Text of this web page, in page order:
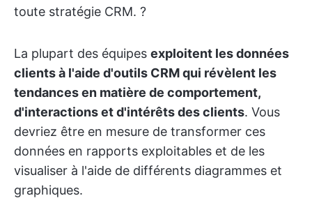
toute stratégie CRM. ?
La plupart des équipes exploitent les données
clients à l'aide d'outils CRM qui révèlent les
tendances en matière de comportement,
d'interactions et d'intérêts des clients. Vous
devriez être en mesure de transformer ces
données en rapports exploitables et de les
visualiser à l'aide de différents diagrammes et
graphiques.